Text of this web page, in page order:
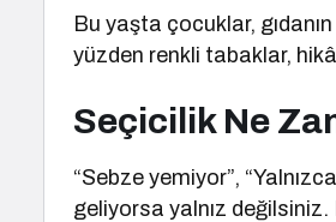
Bu yaşta çocuklar,
yüzden renkli tabaklar,
Seçicilik Ne
“Sebze yemiyor”,
geliyorsa yalnız değilsiniz.